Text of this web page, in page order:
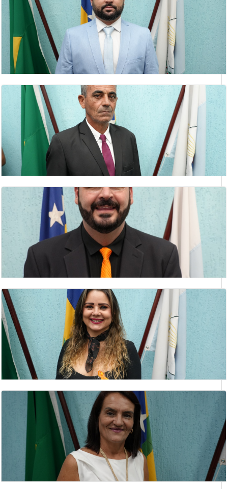
KELIS LUIZ DA SILVA
vereadora
LEONARDO PEREIRA MOISÉS
vereador
LUIZ SOCORRO MOREIRA
Vereador(a)
RODRIGO ALVES CARVELO
vereador
ROSÂNGELA SANTANA FERREIRA
Vereador(a)